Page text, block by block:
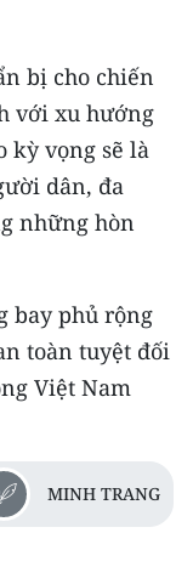
bị cho chiến
với xu hướng
kỳ vọng sẽ là
dân, đa
những hòn
bay phủ rộng
toàn tuyệt đối
Việt Nam
MINH TRANG